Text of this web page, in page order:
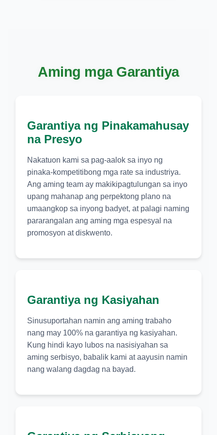
Aming mga Garantiya
Garantiya ng Pinakamahusay
na Presyo
Nakatuon kami sa pag-aalok sa inyo ng
pinaka-kompetitibong mga rate sa industriya.
Ang aming team ay makikipagtulungan sa inyo
upang mahanap ang perpektong plano na
umaangkop sa inyong badyet, at palagi naming
pararangalan ang aming mga espesyal na
promosyon at diskwento.
Garantiya ng Kasiyahan
Sinusuportahan namin ang aming trabaho
nang may 100% na garantiya ng kasiyahan.
Kung hindi kayo lubos na nasisiyahan sa
aming serbisyo, babalik kami at aayusin namin
nang walang dagdag na bayad.